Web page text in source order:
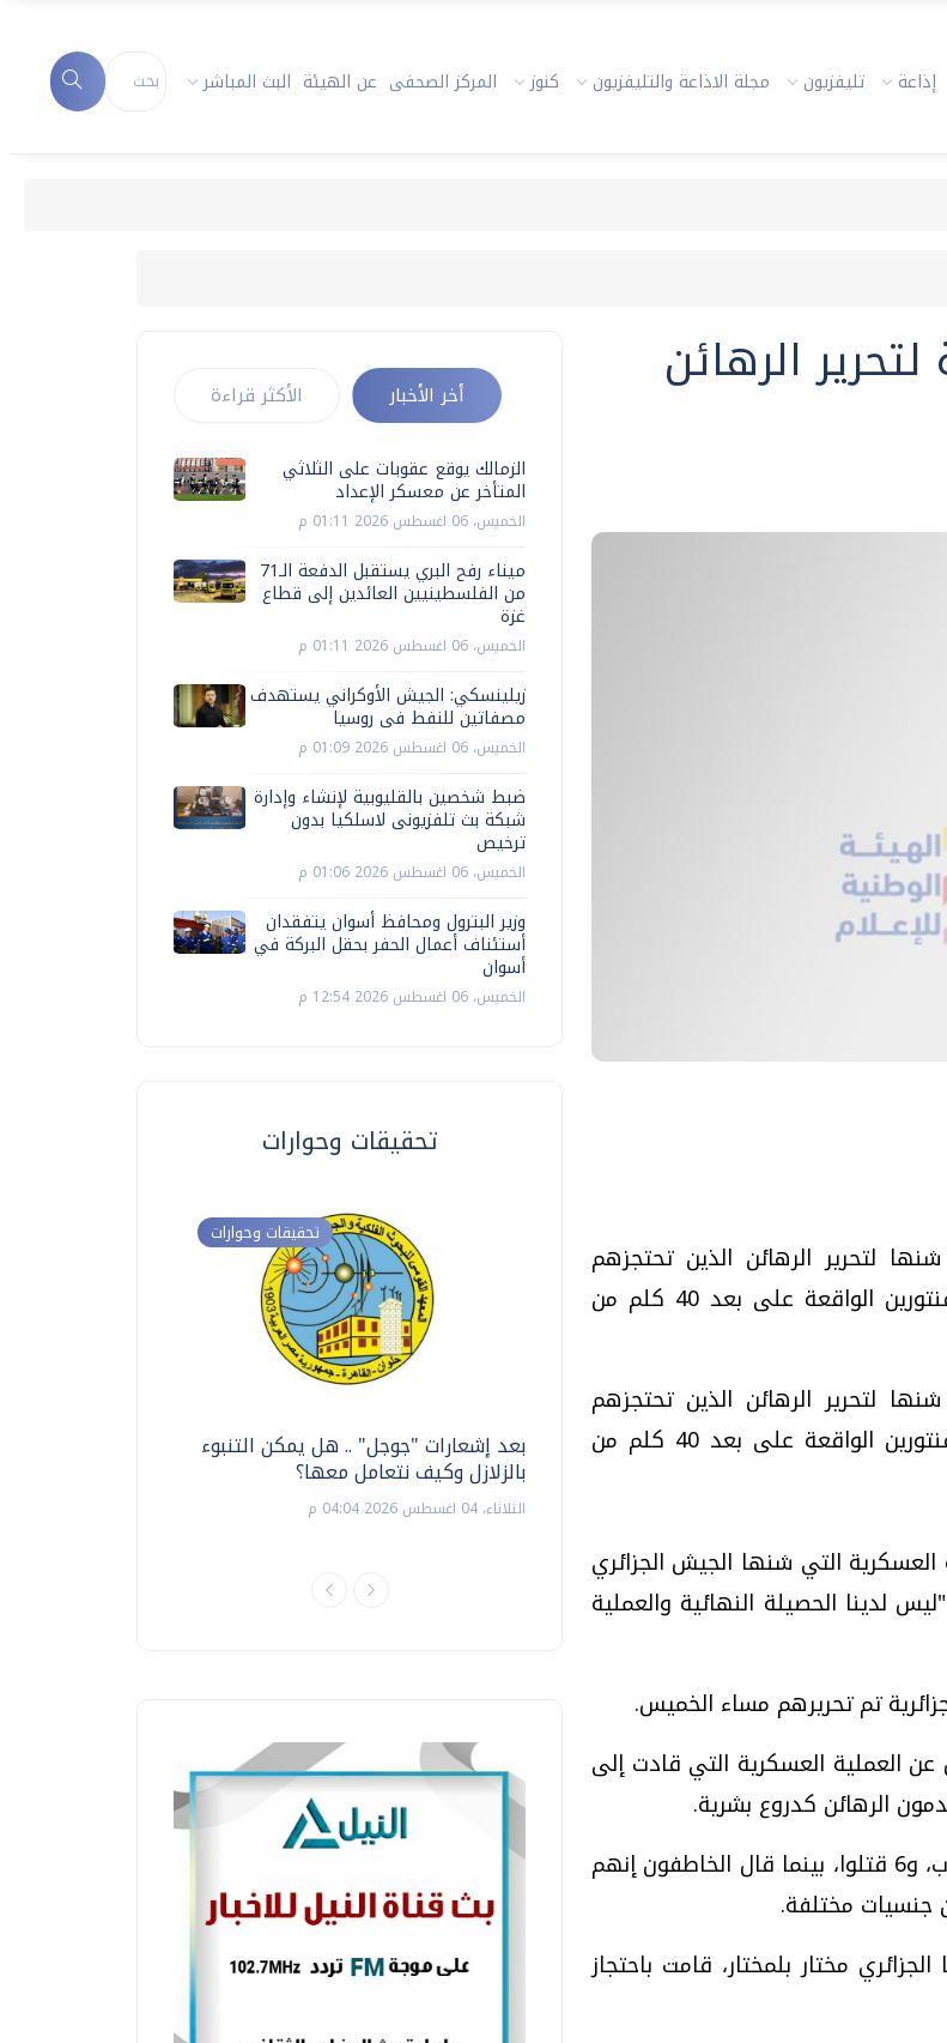
إذاعة تليفزيون مجلة الاذاعة والتليفزيون كنوز المركز الصحفى عن الهيئة البث المباشر
الرهائن
لتحرير الرهائن الذين تحتجزهم
مجموعة مسلحة في قاعدة الحياة البترولية بمنطقة تقنتورين الواقعة على بعد 40 كلم من
لتحرير الرهائن الذين تحتجزهم
مجموعة مسلحة في قاعدة الحياة البترولية بمنطقة تقنتورين الواقعة على بعد 40 كلم من
العسكرية التي شنها الجيش الجزائري
لدينا الحصيلة النهائية والعملية
العملية العسكرية التي قادت إلى
الرهائن كدروع بشرية.
وقالت مصادر جزائرية إن 25 رهينة أجنبية تمكنوا من الهرب، و6 قتلوا، بينما قال الخاطفون إنهم
مختار بلمختار، قامت باحتجاز
أخر الأخبار الأكثر قراءة
الزمالك يوقع عقوبات على الثلاثي
المتأخر عن معسكر الإعداد
الخميس، 06 اغسطس 2026 01:11 م
ميناء رفح البري يستقبل الدفعة الـ71
من الفلسطينيين العائدين إلى قطاع
غزة
الخميس، 06 اغسطس 2026 01:11 م
زيلينسكي: الجيش الأوكراني يستهدف
مصفاتين للنفط فى روسيا
الخميس، 06 اغسطس 2026 01:09 م
ضبط شخصين بالقليوبية لإنشاء وإدارة
شبكة بث تلفزيونى لاسلكيا بدون
ترخيص
الخميس، 06 اغسطس 2026 01:06 م
وزير البترول ومحافظ أسوان يتفقدان
أستئناف أعمال الحفر بحقل البركة في
أسوان
الخميس، 06 اغسطس 2026 12:54 م
تحقيقات وحوارات
تحقيقات وحوارات
بعد إشعارات "جوجل" .. هل يمكن التنبوء
بالزلازل وكيف نتعامل معها؟
الثلاثاء، 04 اغسطس 2026 04:04 م
دليلك للتنسيق الجامعي .. تساؤلات